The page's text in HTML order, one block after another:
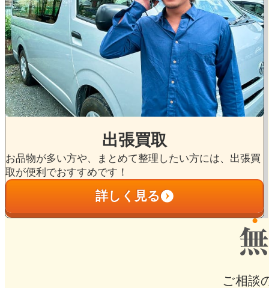
出張買取
お品物が多い方や、まとめて整理したい方には、出張買
取が便利でおすすめです！
詳しく見る
リ
ン
ク
ご相談